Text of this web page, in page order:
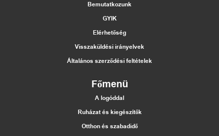
Bemutatkozunk
GYIK
Elérhetőség
Visszaküldési irányelvek
Általános szerződési feltételek
Főmenü
A logóddal
Ruházat és kiegészítők
Otthon és szabadidő